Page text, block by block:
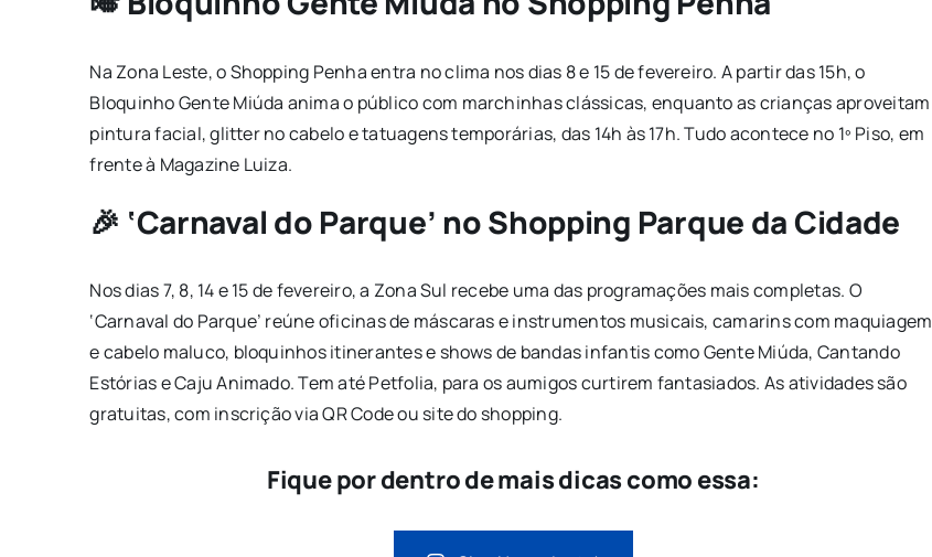
Na Zona Leste, o Shopping Penha entra no clima nos dias 8 e 15 de fevereiro. A partir das 15h, o
Bloquinho Gente Miúda anima o público com marchinhas clássicas, enquanto as crianças aproveitam
pintura facial, glitter no cabelo e tatuagens temporárias, das 14h às 17h. Tudo acontece no 1º Piso, em
frente à Magazine Luiza.
🎉 ‘Carnaval do Parque’ no Shopping Parque da Cidade
Nos dias 7, 8, 14 e 15 de fevereiro, a Zona Sul recebe uma das programações mais completas. O
‘Carnaval do Parque’ reúne oficinas de máscaras e instrumentos musicais, camarins com maquiagem
e cabelo maluco, bloquinhos itinerantes e shows de bandas infantis como Gente Miúda, Cantando
Estórias e Caju Animado. Tem até Petfolia, para os aumigos curtirem fantasiados. As atividades são
gratuitas, com inscrição via QR Code ou site do shopping.
Fique por dentro de mais dicas como essa: